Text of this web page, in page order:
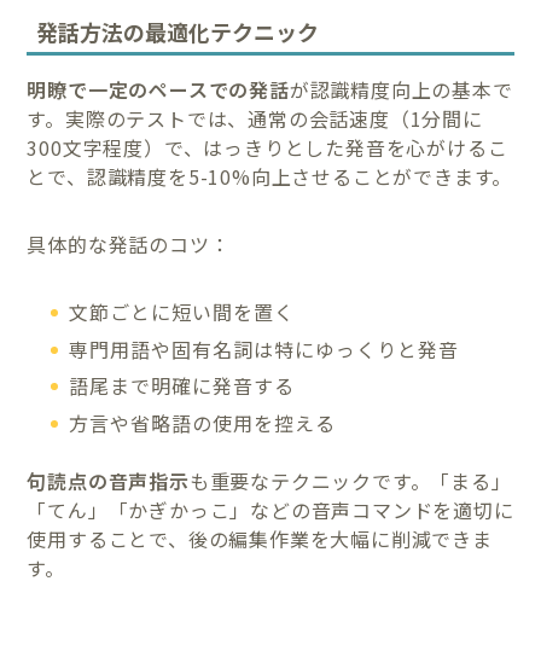
発話方法の最適化テクニック
明瞭で一定のペースでの発話が認識精度向上の基本で
す。実際のテストでは、通常の会話速度（1分間に
300文字程度）で、はっきりとした発音を心がけるこ
とで、認識精度を5-10%向上させることができます。
具体的な発話のコツ：
文節ごとに短い間を置く
専門用語や固有名詞は特にゆっくりと発音
語尾まで明確に発音する
方言や省略語の使用を控える
句読点の音声指示も重要なテクニックです。「まる」
「てん」「かぎかっこ」などの音声コマンドを適切に
使用することで、後の編集作業を大幅に削減できま
す。